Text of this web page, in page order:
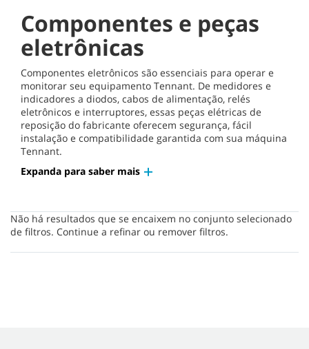
Componentes e peças
eletrônicas
Componentes eletrônicos são essenciais para operar e
monitorar seu equipamento Tennant. De medidores e
indicadores a diodos, cabos de alimentação, relés
eletrônicos e interruptores, essas peças elétricas de
reposição do fabricante oferecem segurança, fácil
instalação e compatibilidade garantida com sua máquina
Tennant.
Expanda para saber mais
Não há resultados que se encaixem no conjunto selecionado
de filtros. Continue a refinar ou remover filtros.